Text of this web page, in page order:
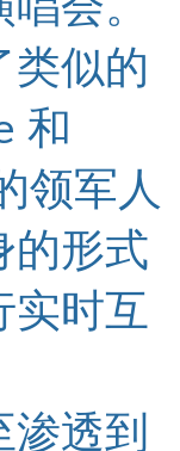
类似的
和
领军人
的形式
实时互
渗透到